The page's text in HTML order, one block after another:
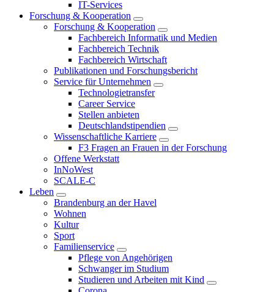
IT-Services
Forschung & Kooperation
Forschung & Kooperation
Fachbereich Informatik und Medien
Fachbereich Technik
Fachbereich Wirtschaft
Publikationen und Forschungsbericht
Service für Unternehmen
Technologietransfer
Career Service
Stellen anbieten
Deutschlandstipendien
Wissenschaftliche Karriere
F3 Fragen an Frauen in der Forschung
Offene Werkstatt
InNoWest
SCALE-C
Leben
Brandenburg an der Havel
Wohnen
Kultur
Sport
Familienservice
Pflege von Angehörigen
Schwanger im Studium
Studieren und Arbeiten mit Kind